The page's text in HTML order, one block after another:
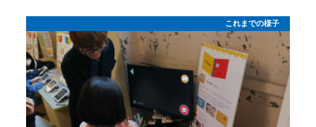
これまでの様子